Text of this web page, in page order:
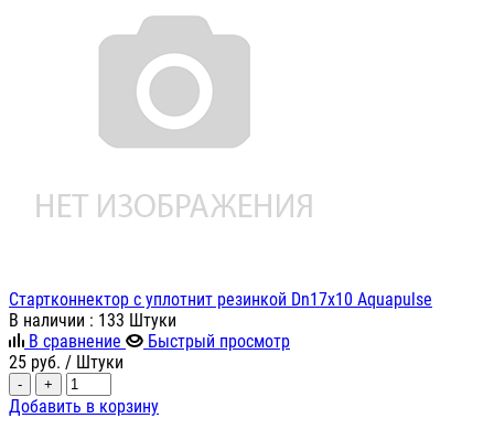
Стартконнектор с уплотнит резинкой Dn17х10 Aquapulse
В наличии : 133 Штуки
В сравнение
Быстрый просмотр
25 руб. / Штуки
- +
Добавить в корзину